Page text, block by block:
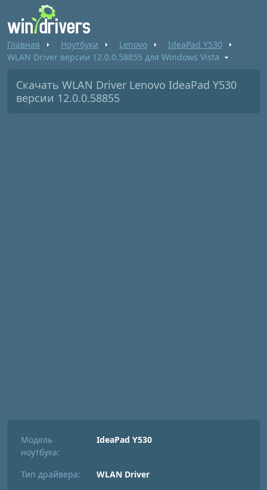
Главная Ноутбуки Lenovo
IdeaPad Y530
WLAN Driver версии 12.0.0.58855 для Windows Vista
Скачать WLAN Driver Lenovo IdeaPad Y530
версии 12.0.0.58855
Модель
ноутбука:
IdeaPad Y530
Тип драйвера:
WLAN Driver